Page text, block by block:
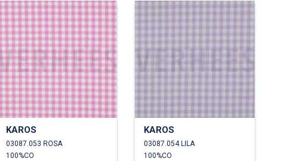
KAROS
03087.053 ROSA
100%CO
KAROS
03087.054 LILA
100%CO